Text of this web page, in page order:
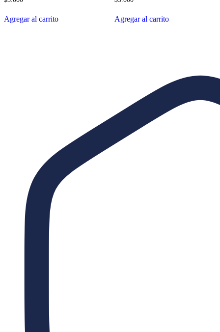
Agregar al carrito Agregar al carrito